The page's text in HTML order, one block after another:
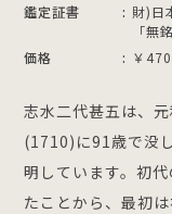
鑑定証書
財)日
「無
価格
￥
志水二代甚五は、
(1710)に91歳で没
明しています。初
たことから、最初